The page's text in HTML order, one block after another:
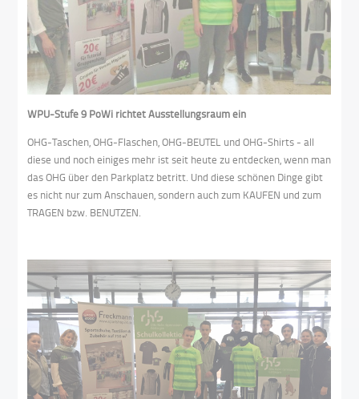
WPU-Stufe 9 PoWi richtet Ausstellungsraum ein
OHG-Taschen, OHG-Flaschen, OHG-BEUTEL und OHG-Shirts - all
diese und noch einiges mehr ist seit heute zu entdecken, wenn man
das OHG über den Parkplatz betritt. Und diese schönen Dinge gibt
es nicht nur zum Anschauen, sondern auch zum KAUFEN und zum
TRAGEN bzw. BENUTZEN.